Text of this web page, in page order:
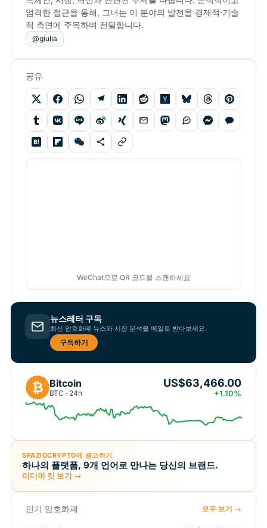
엄격한 접근을 통해, 그녀는 이 분야의 발전을 경제적·기술
적 측면에 주목하며 전달합니다.
@giulia
공유
WeChat으로 QR 코드를 스캔하세요
뉴스레터 구독
최신 암호화폐 뉴스와 시장 분석을 메일로 받아보세요.
구독하기
₿ Bitcoin
BTC · 24h
US$63,466.00
+1.10%
SPAZIOCRYPTO에 광고하기
하나의 플랫폼, 9개 언어로 만나는 당신의 브랜드.
미디어 킷 보기 →
인기 암호화폐 모두 보기 →